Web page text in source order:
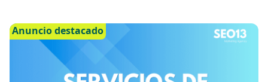
Anuncio destacado